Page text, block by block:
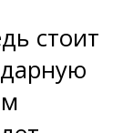
стоит